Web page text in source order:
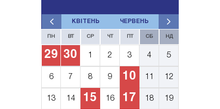
КВІТЕНЬ ЧЕРВЕНЬ
ПН ВТ СР ЧТ ПТ СБ НД
29 30 1 2 3 4 5
6 7 8 9 10 11 12
13 14 15 16 17 18 19